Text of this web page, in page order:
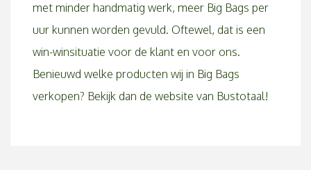
met minder handmatig werk, meer Big Bags per
uur kunnen worden gevuld. Oftewel, dat is een
win-winsituatie voor de klant en voor ons.
Benieuwd welke producten wij in Big Bags
verkopen? Bekijk dan de website van Bustotaal!